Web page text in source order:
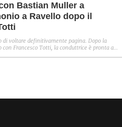
Bastian Muller a
a Ravello dopo il
voltare definitivamente pagina. Dopo la
Francesco Totti, la conduttrice è pronta a